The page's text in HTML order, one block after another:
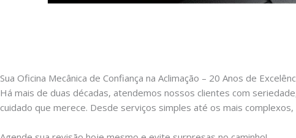
Sua Oficina Mecânica de Confiança na Aclimação – 20 Anos de
Há mais de duas décadas, atendemos nossos clientes com
cuidado que merece. Desde serviços simples até os mais